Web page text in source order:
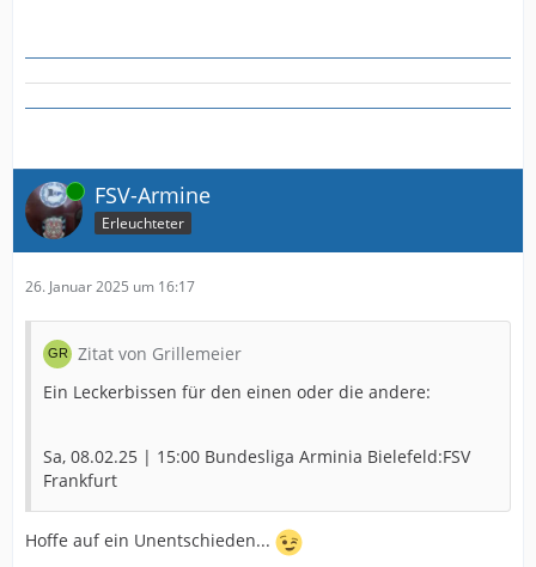
Online FSV-Armine
Erleuchteter
26. Januar 2025 um 16:17
Zitat von Grillemeier
Ein Leckerbissen für den einen oder die andere:
Sa, 08.02.25 | 15:00 Bundesliga Arminia Bielefeld:FSV
Frankfurt
Hoffe auf ein Unentschieden...